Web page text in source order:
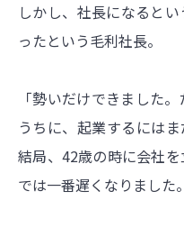
しかし、社長になると
ったという毛利社長。
「勢いだけできました
うちに、起業するにはま
結局、42歳の時に会社
では一番遅くなりました